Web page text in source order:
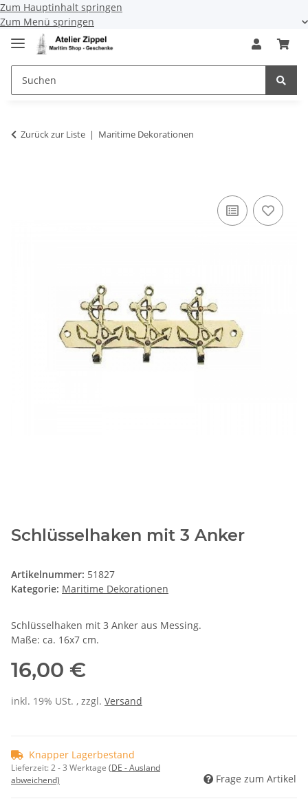
Zum Hauptinhalt springen
Zum Menü springen
Zurück zur Liste Maritime Dekorationen
Schlüsselhaken mit 3 Anker
Artikelnummer: 51827
Kategorie: Maritime Dekorationen
Schlüsselhaken mit 3 Anker aus Messing.
Maße: ca. 16x7 cm.
16,00 €
inkl. 19% USt. , zzgl. Versand
Knapper Lagerbestand
Lieferzeit:2 - 3 Werktage (DE - Ausland
abweichend)
Frage zum Artikel